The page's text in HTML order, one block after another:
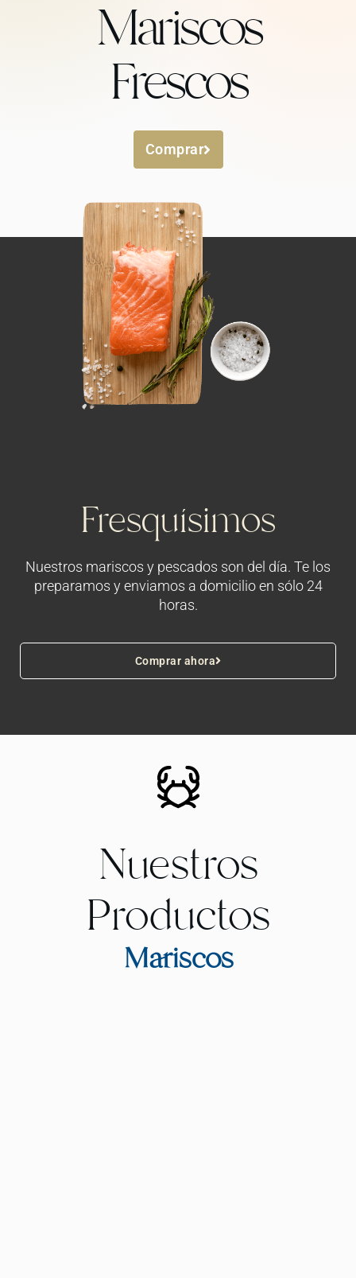
Mariscos
Frescos
Comprar
Fresquísimos
Nuestros mariscos y pescados son del día. Te los
preparamos y enviamos a domicilio en sólo 24
horas.
Comprar ahora
Nuestros
Productos
Mariscos